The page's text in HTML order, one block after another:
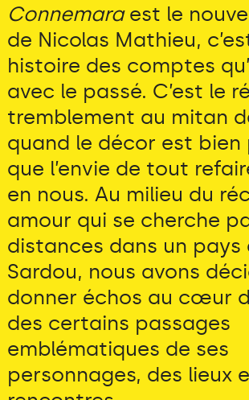
Connemaraest le
de Nicolas Mathieu,
histoire des comptes
avec le passé. C’est le
tremblement au mitan
quand le décor est
que l’envie de tout
en nous. Au milieu du
amour qui se cherche
distances dans un pays
Sardou, nous avons
donner échos au cœur
des certains passages
emblématiques de ses
personnages, des lieux